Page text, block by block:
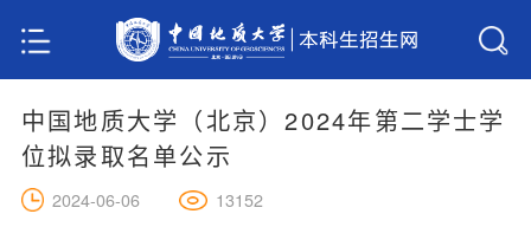
中国地质大学（北京）2024年第二学士学
位拟录取名单公示
2024-06-06 13152